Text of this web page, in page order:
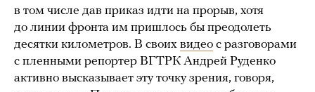
в том числе дав приказ идти на прорыв, хотя
до линии фронта им пришлось бы преодолеть
десятки километров. В своих видео с разговорами
с пленными репортер ВГТРК Андрей Руденко
активно высказывает эту точку зрения, говоря,